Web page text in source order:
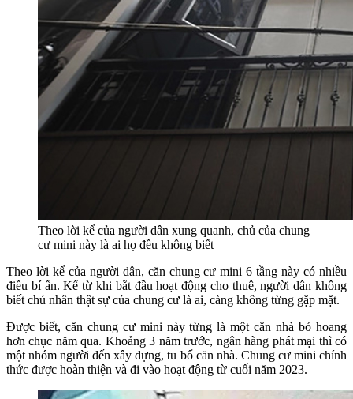
Theo lời kể của người dân xung quanh, chủ của chung
cư mini này là ai họ đều không biết
Theo lời kể của người dân, căn chung cư mini 6 tầng này có nhiều
điều bí ẩn. Kể từ khi bắt đầu hoạt động cho thuê, người dân không
biết chủ nhân thật sự của chung cư là ai, càng không từng gặp mặt.
Được biết, căn chung cư mini này từng là một căn nhà bỏ hoang
hơn chục năm qua. Khoảng 3 năm trước, ngân hàng phát mại thì có
một nhóm người đến xây dựng, tu bổ căn nhà. Chung cư mini chính
thức được hoàn thiện và đi vào hoạt động từ cuối năm 2023.